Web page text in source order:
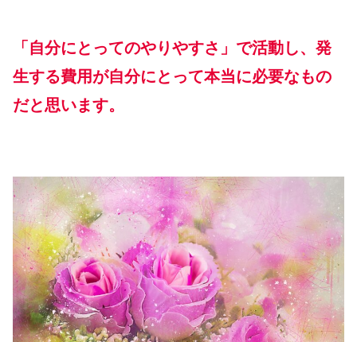
「自分にとってのやりやすさ」で活動し、発
生する費用が自分にとって本当に必要なもの
だと思います。